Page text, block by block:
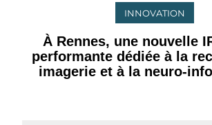
INNOVATION
À Rennes, une nouvelle
performante dédiée à la
imagerie et à la neuro-